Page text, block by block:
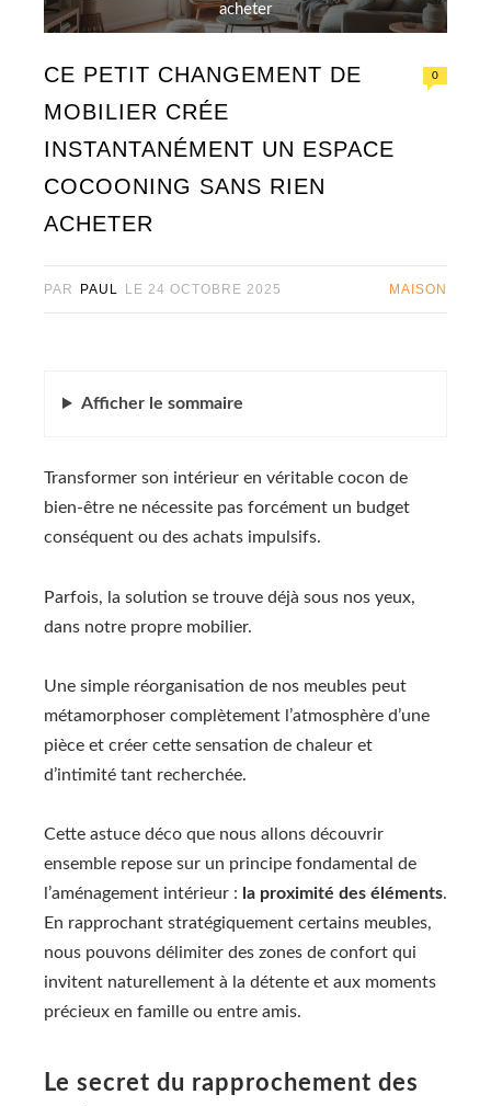
acheter
CE PETIT CHANGEMENT DE
MOBILIER CRÉE
INSTANTANÉMENT UN ESPACE
COCOONING SANS RIEN
ACHETER
0
PAR PAUL LE 24 OCTOBRE 2025 MAISON
Afficher le sommaire
Transformer son intérieur en véritable cocon de
bien-être ne nécessite pas forcément un budget
conséquent ou des achats impulsifs.
Parfois, la solution se trouve déjà sous nos yeux,
dans notre propre mobilier.
Une simple réorganisation de nos meubles peut
métamorphoser complètement l’atmosphère d’une
pièce et créer cette sensation de chaleur et
d’intimité tant recherchée.
Cette astuce déco que nous allons découvrir
ensemble repose sur un principe fondamental de
l’aménagement intérieur : la proximité des éléments.
En rapprochant stratégiquement certains meubles,
nous pouvons délimiter des zones de confort qui
invitent naturellement à la détente et aux moments
précieux en famille ou entre amis.
Le secret du rapprochement des